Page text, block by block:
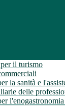
il turismo
la sanità e
delle